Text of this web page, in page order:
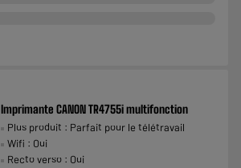
Imprimante CANON TR4755i multifonction
Plus produit : Parfait pour le télétravail
Wifi : Oui
Recto verso : Oui